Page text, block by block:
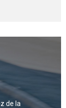
de la